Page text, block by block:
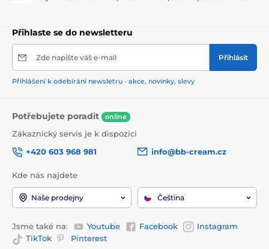
Přihlaste se do newsletteru
Zde napište váš e-mail Přihlásit
Přihlášení k odebírání newsletru - akce, novinky, slevy
Potřebujete poradit online
Zákaznický servis je k dispozici
+420 603 968 981
info@bb-cream.cz
Kde nás najdete
Naše prodejny Čeština
Jsme také na: Youtube Facebook
Instagram
TikTok
Pinterest